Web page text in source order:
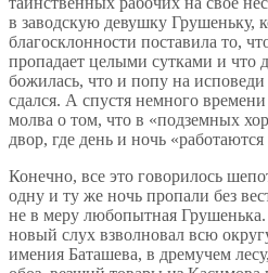
в заводскую девушку Грушеньку,
благосклонности поставила то,
пропадает целыми сутками и что
божилась, что и попу на
сдался. А спустя немного
молва о том, что в «подземных
двор, где день и ночь
Конечно, все это говорилось
одну и ту же ночь пропали без
не в меру любопытная Грушенька.
новый слух взволновал всю
имения Баташева, в дремучем